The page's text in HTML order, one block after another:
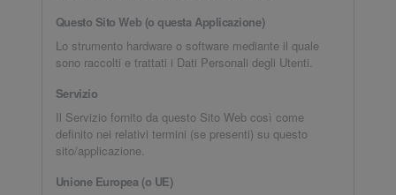
Questo Sito Web (o questa Applicazione)
Lo strumento hardware o software mediante il quale
sono raccolti e trattati i Dati Personali degli Utenti.
Servizio
Il Servizio fornito da questo Sito Web così come
definito nei relativi termini (se presenti) su questo
sito/applicazione.
Unione Europea (o UE)